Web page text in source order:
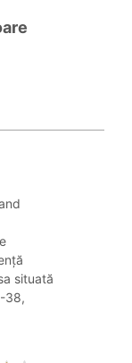
situată
38,